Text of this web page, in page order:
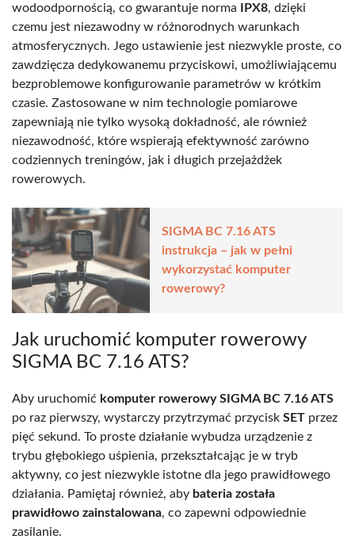
wodoodpornością, co gwarantuje norma
IPX8, dzięki
czemu jest niezawodny w różnorodnych warunkach
atmosferycznych. Jego ustawienie jest niezwykle proste, co
zawdzięcza dedykowanemu przyciskowi, umożliwiającemu
bezproblemowe konfigurowanie parametrów w krótkim
czasie. Zastosowane w nim technologie pomiarowe
zapewniają nie tylko wysoką dokładność, ale również
niezawodność, które wspierają efektywność zarówno
codziennych treningów, jak i długich przejażdżek
rowerowych.
SIGMA BC 7.16 ATS
instrukcja – jak w pełni
wykorzystać komputer
rowerowy?
Jak uruchomić komputer rowerowy
SIGMA BC 7.16 ATS?
Aby uruchomić komputer rowerowy SIGMA BC 7.16 ATS
po raz pierwszy, wystarczy przytrzymać przycisk SET przez
pięć sekund. To proste działanie wybudza urządzenie z
trybu głębokiego uśpienia, przekształcając je w tryb
aktywny, co jest niezwykle istotne dla jego prawidłowego
działania. Pamiętaj również, aby bateria została
prawidłowo zainstalowana, co zapewni odpowiednie
zasilanie.